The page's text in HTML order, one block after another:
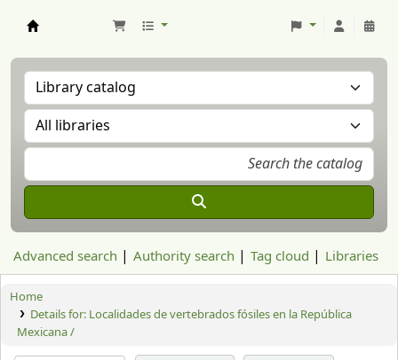
Advanced search Authority search Tag cloud Libraries
Home
Details for: Localidades de vertebrados fósiles en la República
Mexicana /